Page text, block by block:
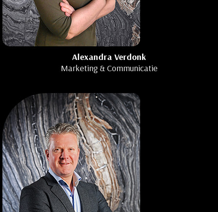
Alexandra Verdonk
Marketing & Communicatie